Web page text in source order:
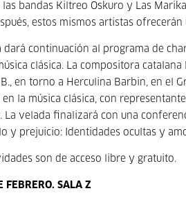
las bandas Kiltreo Oskuro y Las
estos mismos artistas
dará continuación al programa de
clásica. La compositora
en torno a Herculina Barbin, en el
en la música clásica, con
La velada finalizará con una
y prejuicio: Identidades ocultas y
son de acceso libre y gratuito.
FEBRERO. SALA Z